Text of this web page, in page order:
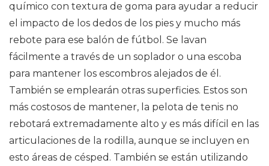
químico con textura de goma para ayudar a reducir
el impacto de los dedos de los pies y mucho más
rebote para ese balón de fútbol. Se lavan
fácilmente a través de un soplador o una escoba
para mantener los escombros alejados de él.
También se emplearán otras superficies. Estos son
más costosos de mantener, la pelota de tenis no
rebotará extremadamente alto y es más difícil en las
articulaciones de la rodilla, aunque se incluyen en
esto áreas de césped. También se están utilizando